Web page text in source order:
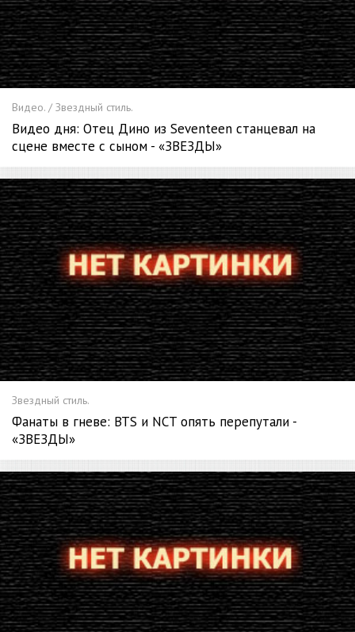
Видео. / Звездный стиль.
Видео дня: Отец Дино из Seventeen станцевал на
сцене вместе с сыном - «ЗВЕЗДЫ»
Звездный стиль.
Фанаты в гневе: BTS и NCT опять перепутали -
«ЗВЕЗДЫ»